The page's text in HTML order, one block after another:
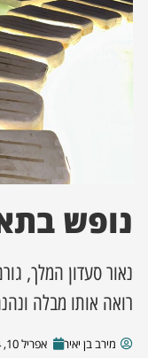
מסע מלחמה
עסקים
נופש
נאור סעדון המלך,
רואה אותו מבלה
מירב בן יאיר אפריל 10, 2024